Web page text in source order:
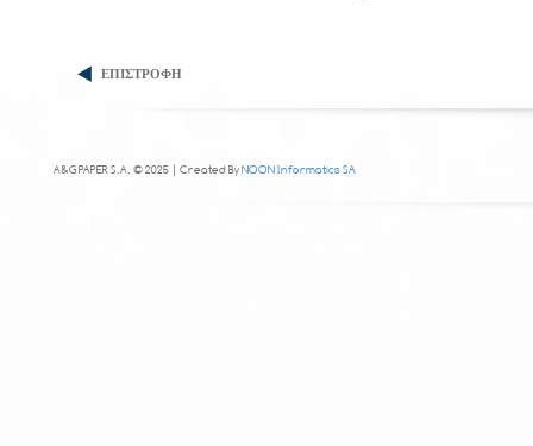
ΕΠΙΣΤΡΟΦΗ
A&G PAPER S.A. © 2025 | Created ByNOON Informatics SA